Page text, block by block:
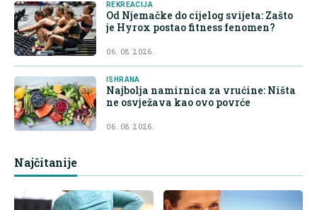
REKREACIJA
Od Njemačke do cijelog svijeta: Zašto
je Hyrox postao fitness fenomen?
06. 08. 2026.
ISHRANA
Najbolja namirnica za vrućine: Ništa
ne osvježava kao ovo povrće
06. 08. 2026.
Najčitanije